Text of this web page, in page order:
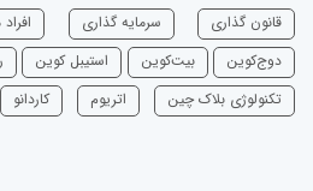
قانون گذاری سرمایه‌ گذاری
دوج‌کوین
بیت‌کوین استیبل کوین
تکنولوژی بلاک چین
اتریوم ‌کاردانو